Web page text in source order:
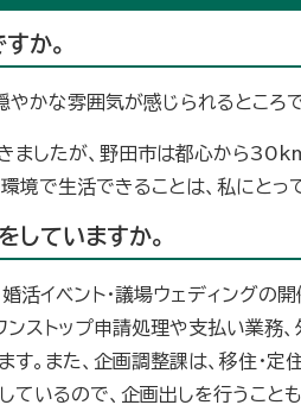
か。
やかな雰囲気が感じられるところで
ましたが、野田市は都心から
環境で生活できることは、私にと
していますか。
活イベント・議場ウェディングの
ンストップ申請処理や支払い業務
す。また、企画調整課は、移住・
ているので、企画出しを行うことも